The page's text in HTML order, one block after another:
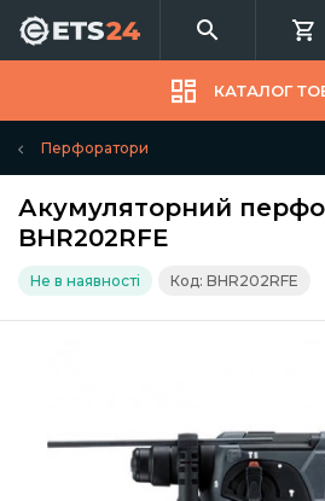
КАТАЛОГ
Перфоратори
Акумуляторний
BHR202RFE
Не в наявності Код: BHR202RFE